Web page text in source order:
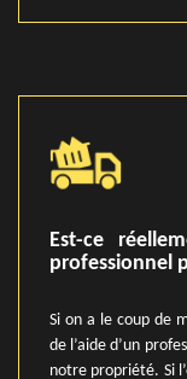
Est-ce
professionnel
Si on a le coup de
de l’aide d’un
notre propriété. Si